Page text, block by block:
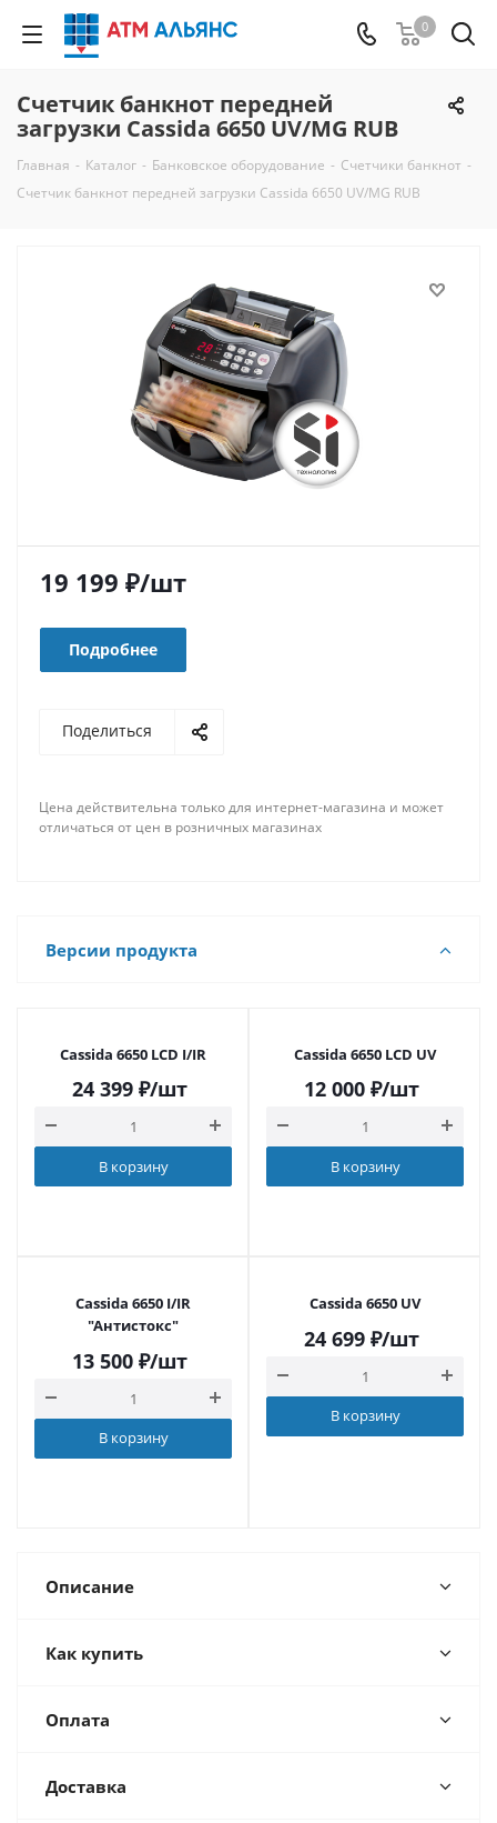
0
Счетчик банкнот передней
загрузки Cassida 6650 UV/MG RUB
Главная - Каталог - Банковское оборудование - Счетчики банкнот -
Счетчик банкнот передней загрузки Cassida 6650 UV/MG RUB
19 199 ₽/шт
Подробнее
Поделиться
Цена действительна только для интернет-магазина и может
отличаться от цен в розничных магазинах
Версии продукта
Cassida 6650 LCD I/IR
24 399₽/шт
В корзину
Cassida 6650 LCD UV
12 000₽/шт
В корзину
Cassida 6650 I/IR
"Антистокс"
13 500₽/шт
В корзину
Cassida 6650 UV
24 699₽/шт
В корзину
Описание
Как купить
Оплата
Доставка